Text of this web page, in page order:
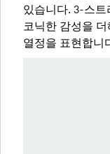
있습니다. 3-스트
코닉한 감성을
열정을 표현합니